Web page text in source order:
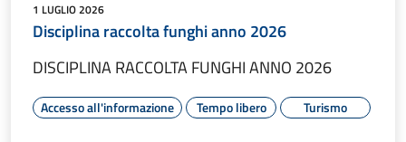
1 LUGLIO 2026
Disciplina raccolta funghi anno 2026
DISCIPLINA RACCOLTA FUNGHI ANNO 2026
Accesso all'informazione Tempo libero Turismo